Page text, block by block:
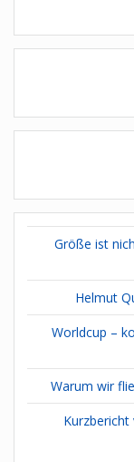
Größe ist
Helmut
Worldcup –
Warum wir